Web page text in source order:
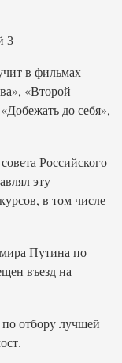
в фильмах
«Второй
до себя»,
Российского
эту
в том числе
Путина по
въезд на
отбору лучшей